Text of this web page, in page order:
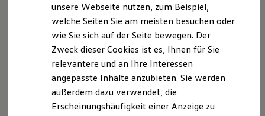
Nachhaltigkeit
Technologie
Kosten und Kauf
Kaufoptionen
E-Auto-Förderung
Software und Konnektivität
Die ID. Software 6
ID. Software Versionen und Updates
Digitale Extras
E-Mail schreiben
+49 251 79890
unsere Webseite nutzen, zum Beispiel,
welche Seiten Sie am meisten besuchen oder
wie Sie sich auf der Seite bewegen. Der
Zweck dieser Cookies ist es, Ihnen für Sie
relevantere und an Ihre Interessen
angepasste Inhalte anzubieten. Sie werden
außerdem dazu verwendet, die
Erscheinungshäufigkeit einer Anzeige zu